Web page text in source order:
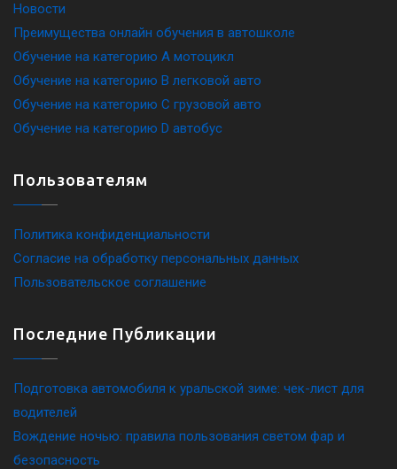
Новости
Преимущества онлайн обучения в автошколе
Обучение на категорию A мотоцикл
Обучение на категорию B легковой авто
Обучение на категорию C грузовой авто
Обучение на категорию D автобус
Пользователям
Политика конфиденциальности
Согласие на обработку персональных данных
Пользовательское соглашение
Последние Публикации
Подготовка автомобиля к уральской зиме: чек-лист для
водителей
Вождение ночью: правила пользования светом фар и
безопасность